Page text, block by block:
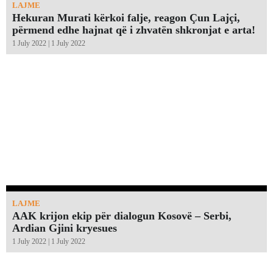
LAJME
Hekuran Murati kërkoi falje, reagon Çun Lajçi,
përmend edhe hajnat që i zhvatën shkronjat e arta!￼
1 July 2022 | 1 July 2022
LAJME
AAK krijon ekip për dialogun Kosovë – Serbi,
Ardian Gjini kryesues
1 July 2022 | 1 July 2022